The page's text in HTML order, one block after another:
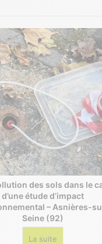
des sols dans le
d’une étude d’impact
– Asnières-
Seine (92)
La suite